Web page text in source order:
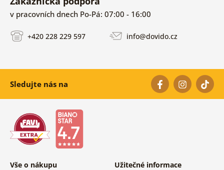
v pracovních dnech Po-Pá: 07:00 - 16:00
+420 228 229 597 info@dovido.cz
Sledujte nás na
Vše o nákupu Užitečné informace